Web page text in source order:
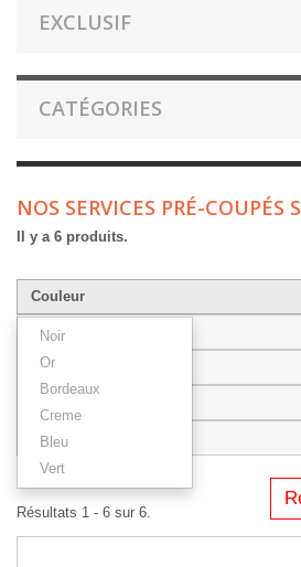
EXCLUSIF
CATÉGORIES
NOS SERVICES PRÉ-COUPÉS
Il y a 6 produits.
Couleur
Noir
Or
Bordeaux
Creme
Bleu
Vert
Largeur de baguette
Style
Type
Résultats 1 - 6 sur 6.